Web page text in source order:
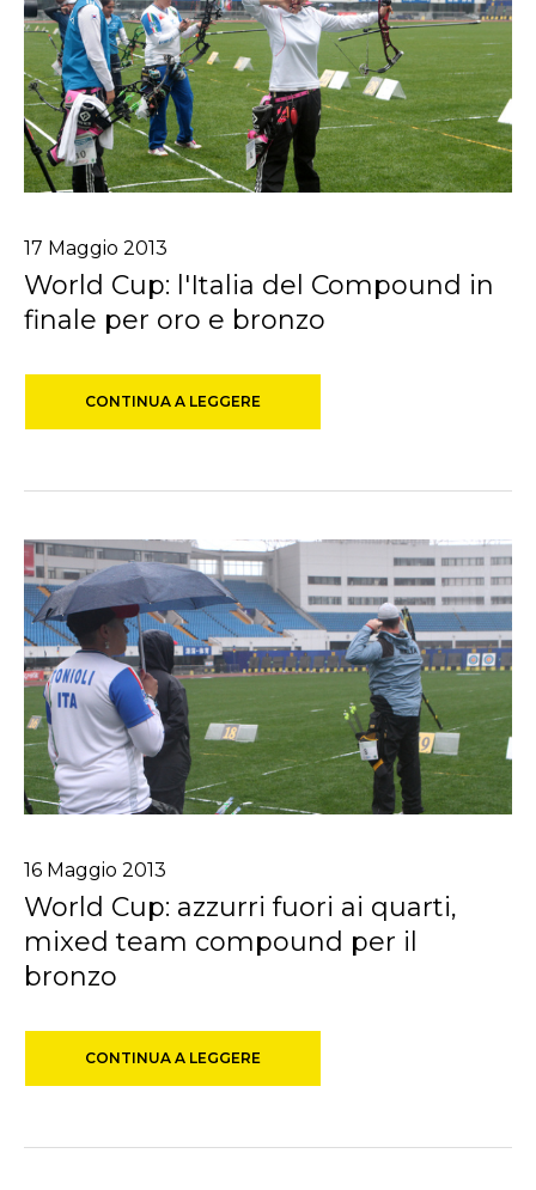
17 Maggio 2013
World Cup: l'Italia del Compound in
finale per oro e bronzo
CONTINUA A LEGGERE
16 Maggio 2013
World Cup: azzurri fuori ai quarti,
mixed team compound per il
bronzo
CONTINUA A LEGGERE